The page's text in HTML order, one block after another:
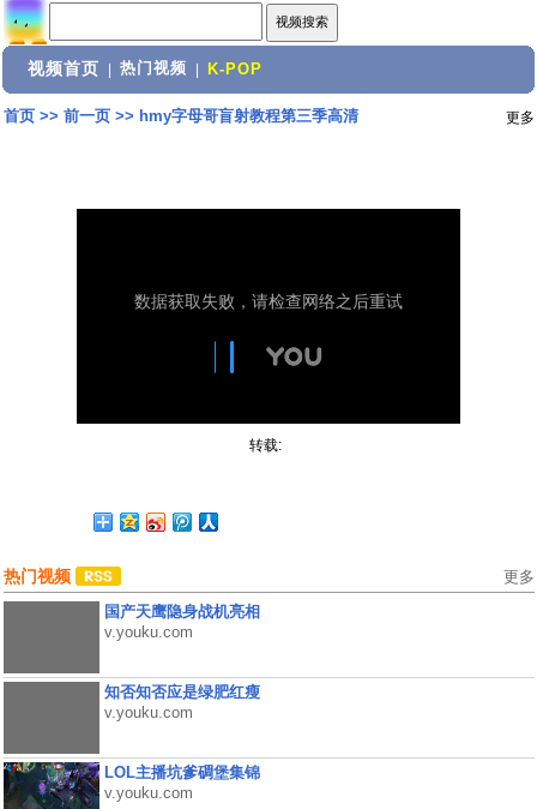
视频首页 热门视频 K-POP
首页>> 前一页>> hmy字母哥盲射教程第三季高清 更多
转载:
热门视频 更多
国产天鹰隐身战机亮相
v.youku.com
知否知否应是绿肥红瘦
v.youku.com
LOL主播坑爹碉堡集锦
v.youku.com